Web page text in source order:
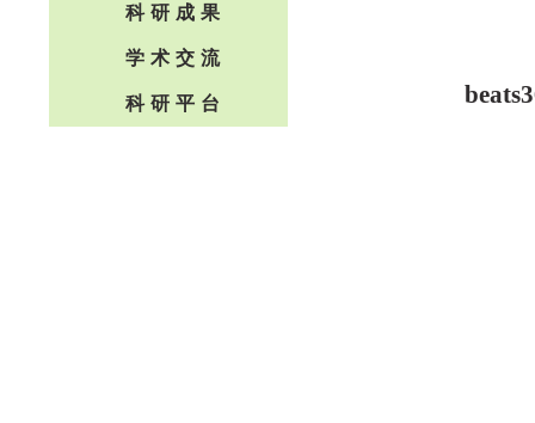
科研成果
学术交流
科研平台